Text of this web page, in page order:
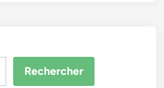
Rechercher